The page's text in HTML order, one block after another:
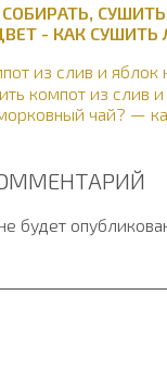
- КАК СУШИТЬ
из слив и яблок
компот из слив и
чай? —
будет